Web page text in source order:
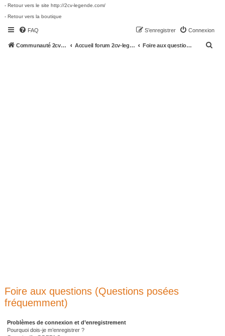
- Retour vers le site http://2cv-legende.com/
- Retour vers la boutique
FAQ Connexion
S’enregistrer
Communauté 2cv-legende.com Accueil forum 2cv-legende.com Foire aux questions (Questions posées fréquemment)
Foire aux questions (Questions posées
fréquemment)
Problèmes de connexion et d’enregistrement
Pourquoi dois-je m’enregistrer ?